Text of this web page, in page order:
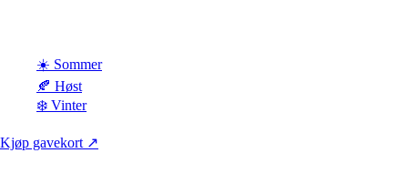
☀️ Sommer
🍂 Høst
❄️ Vinter
Kjøp gavekort ↗